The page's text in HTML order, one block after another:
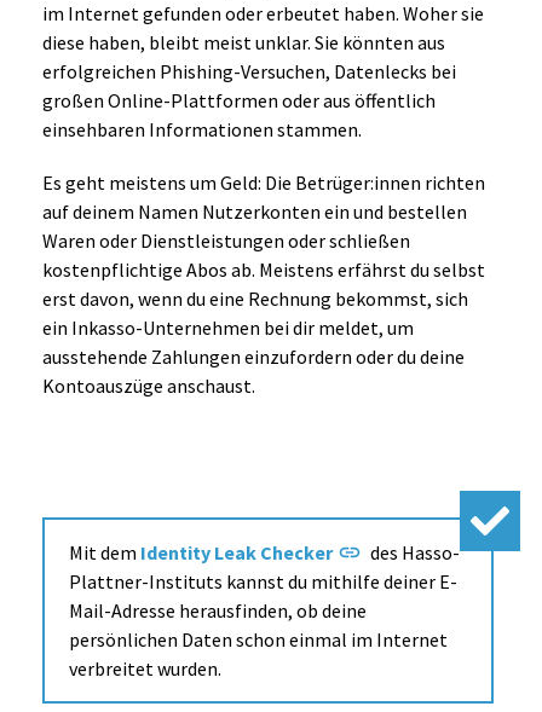
im Internet gefunden oder erbeutet haben. Woher sie
diese haben, bleibt meist unklar. Sie könnten aus
erfolgreichen Phishing-Versuchen, Datenlecks bei
großen Online-Plattformen oder aus öffentlich
einsehbaren Informationen stammen.
Es geht meistens um Geld: Die Betrüger:innen richten
auf deinem Namen Nutzerkonten ein und bestellen
Waren oder Dienstleistungen oder schließen
kostenpflichtige Abos ab. Meistens erfährst du selbst
erst davon, wenn du eine Rechnung bekommst, sich
ein Inkasso-Unternehmen bei dir meldet, um
ausstehende Zahlungen einzufordern oder du deine
Kontoauszüge anschaust.
Mit dem Identity Leak Checker
des Hasso-
Plattner-Instituts kannst du mithilfe deiner E-
Mail-Adresse herausfinden, ob deine
persönlichen Daten schon einmal im Internet
verbreitet wurden.